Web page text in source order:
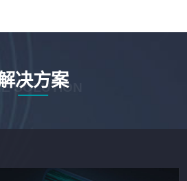
决方案
SOLUTION